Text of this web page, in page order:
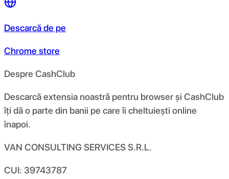
Descarcă de pe
Chrome store
Despre CashClub
Descarcă extensia noastră pentru browser și CashClub
îți dă o parte din banii pe care îi cheltuiești online
înapoi.
VAN CONSULTING SERVICES S.R.L.
CUI: 39743787